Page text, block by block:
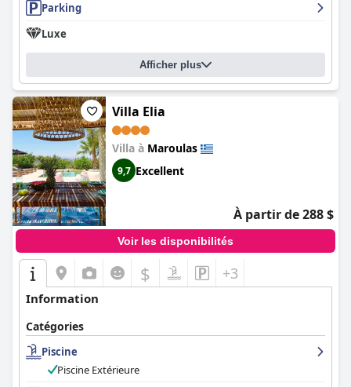
Parking
Luxe
Afficher plus
Villa Elia
Villa à Maroulas
9,7 Excellent
À partir de 288 $
Voir les disponibilités
$ +3
Information
Catégories
Piscine
Piscine Extérieure